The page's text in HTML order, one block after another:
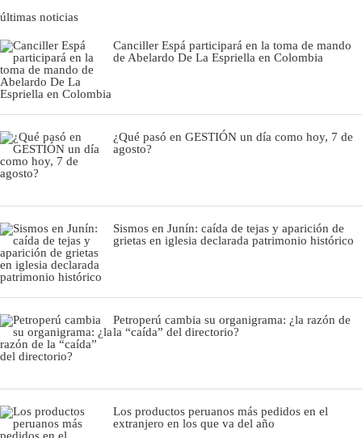
últimas noticias
Canciller Espá participará en la toma de mando
de Abelardo De La Espriella en Colombia
¿Qué pasó en GESTIÓN un día como hoy, 7 de
agosto?
Sismos en Junín: caída de tejas y aparición de
grietas en iglesia declarada patrimonio histórico
Petroperú cambia su organigrama: ¿la razón de
la “caída” del directorio?
Los productos peruanos más pedidos en el
extranjero en los que va del año